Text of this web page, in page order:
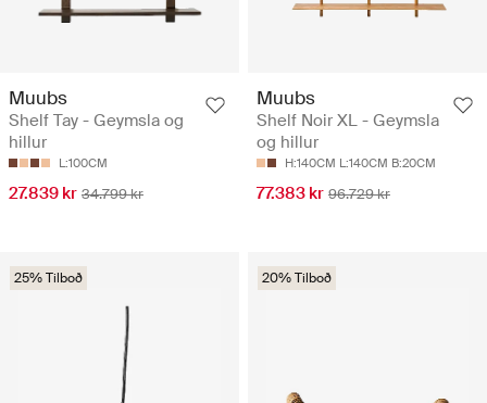
Muubs
Shelf Tay - Geymsla og
hillur
L:100CM
27.839 kr 34.799 kr
Muubs
Shelf Noir XL - Geymsla
og hillur
H:140CM L:140CM B:20CM
77.383 kr 96.729 kr
25% Tilboð 20% Tilboð